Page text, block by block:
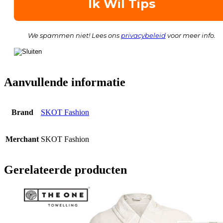
We spammen niet! Lees ons privacybeleidvoor meer info.
Aanvullende informatie
Brand SKOT Fashion
Merchant SKOT Fashion
Gerelateerde producten